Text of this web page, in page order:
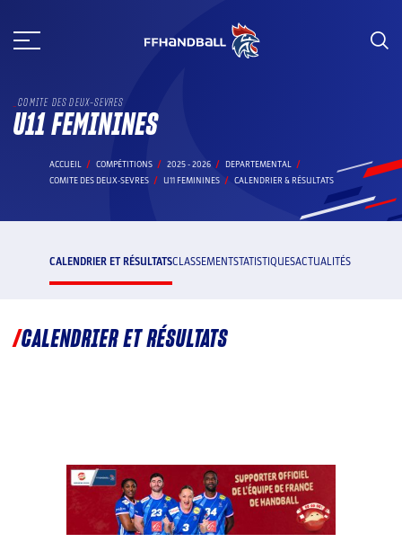
au
COMITE DES DEUX-SEVRES
U11 FEMININES
ACCUEIL COMPÉTITIONS 2025 - 2026
DEPARTEMENTAL
COMITE DES DEUX-SEVRES
U11 FEMININES CALENDRIER & RÉSULTATS
CALENDRIER ET RÉSULTATSCLASSEMENTSTATISTIQUESACTUALITÉS
CALENDRIER ET RÉSULTATS